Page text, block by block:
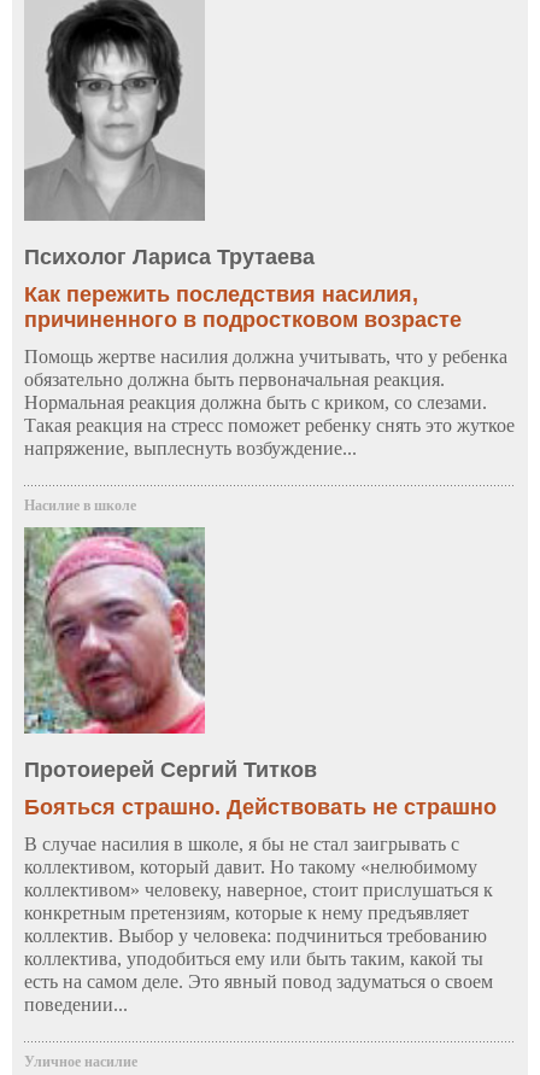
Психолог Лариса Трутаева
Как пережить последствия насилия,
причиненного в подростковом возрасте
Помощь жертве насилия должна учитывать, что у ребенка
обязательно должна быть первоначальная реакция.
Нормальная реакция должна быть с криком, со слезами.
Такая реакция на стресс поможет ребенку снять это жуткое
напряжение, выплеснуть возбуждение...
Насилие в школе
Протоиерей Сергий Титков
Бояться страшно. Действовать не страшно
В случае насилия в школе, я бы не стал заигрывать с
коллективом, который давит. Но такому «нелюбимому
коллективом» человеку, наверное, стоит прислушаться к
конкретным претензиям, которые к нему предъявляет
коллектив. Выбор у человека: подчиниться требованию
коллектива, уподобиться ему или быть таким, какой ты
есть на самом деле. Это явный повод задуматься о своем
поведении...
Уличное насилие